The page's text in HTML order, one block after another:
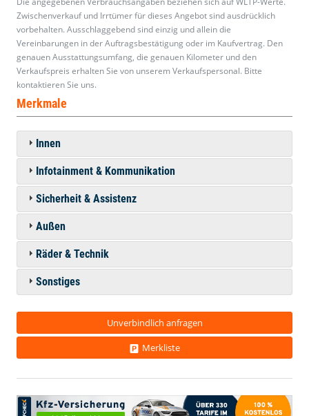
Zwischenverkauf und Irrtümer für dieses Angebot sind ausdrücklich
vorbehalten. Ausschlaggebend sind einzig und allein die
Vereinbarungen in der Auftragsbestätigung oder im Kaufvertrag. Den
genauen Ausstattungsumfang, die genauen Kilometer und den
Verkaufspreis erhalten Sie von unserem Verkaufspersonal. Bitte
kontaktieren Sie uns.
Merkmale
Innen
Infotainment & Kommunikation
Sicherheit & Assistenz
Außen
Räder & Technik
Sonstiges
Unverbindlich anfragen
Merkliste